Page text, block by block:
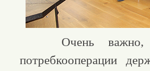
Очень важно,
потребкооперации